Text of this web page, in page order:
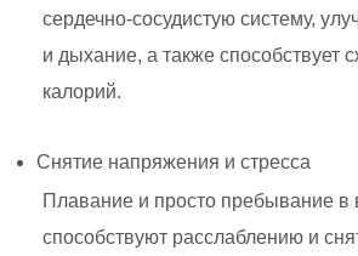
сердечно-сосудистую систему,
и дыхание, а также способствует
калорий.
Снятие напряжения и стресса
Плавание и просто пребывание в
способствуют расслаблению и